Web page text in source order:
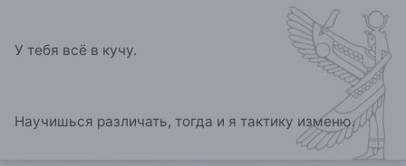
У тебя всё в кучу.
Научишься различать, тогда и я тактику изменю.